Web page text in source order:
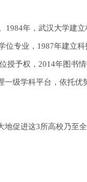
年，武汉大学建立
位专业，1987年建立科
授予权，2014年图书
一级学科平台，依托优
促进这3所高校乃至